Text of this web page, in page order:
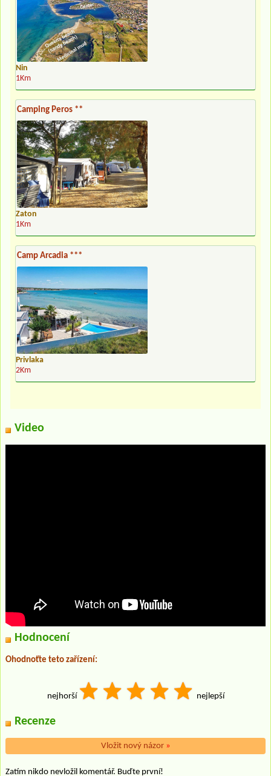
Nin
1Km
Camping Peros **
Zaton
1Km
Camp Arcadia ***
Privlaka
2Km
Video
Hodnocení
Ohodnoťte teto zařízení:
nejhorší nejlepší
Recenze
Vložit nový názor »
Zatím nikdo nevložil komentář. Buďte první!